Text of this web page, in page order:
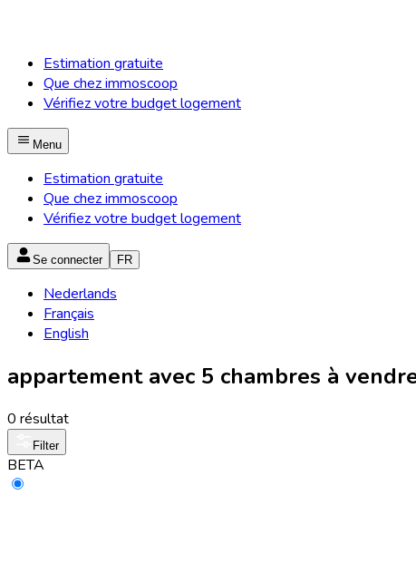
Estimation gratuite
Que chez immoscoop
Vérifiez votre budget logement
Menu
Estimation gratuite
Que chez immoscoop
Vérifiez votre budget logement
Se connecter FR
Nederlands
Français
English
appartement avec 5 chambres à
0 résultat
Filter
BETA